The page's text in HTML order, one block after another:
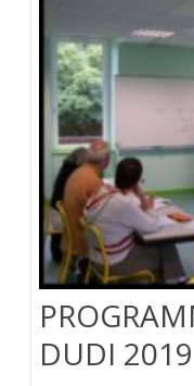
DUDI